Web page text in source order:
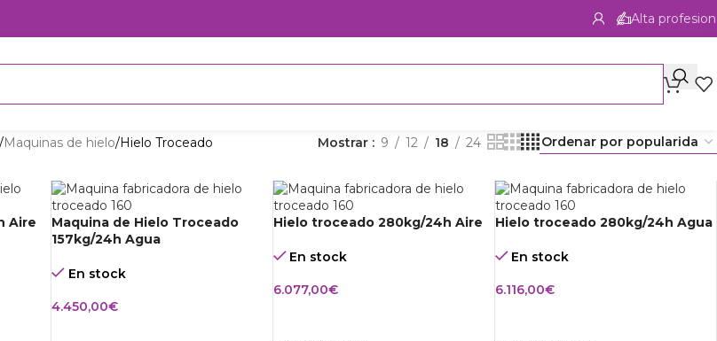
Alta
Maquinas de hielo Hielo Troceado Mostrar 9 12 18 24
Aire
Maquina de Hielo Troceado
157kg/24h Agua
En stock
4.450,00€
Hielo troceado 280kg/24h Aire
En stock
6.077,00€
Hielo troceado 280kg/24h Agua
En stock
6.116,00€